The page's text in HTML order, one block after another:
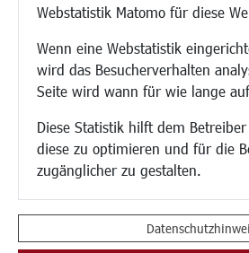
Webstatistik Matomo für diese
Wenn eine Webstatistik
wird das Besucherverhalten
Seite wird wann für wie lange
Diese Statistik hilft dem
diese zu optimieren und für die
zugänglicher zu gestalten.
Musikschule
Stadtbücherei
Stadtarchiv
Museen
Hotels/Unterkünfte
Gastronomie
Kunstszene
Vereine und Institutionen